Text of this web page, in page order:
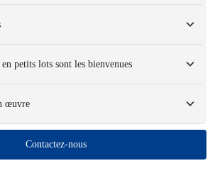
complètes incluent les couleurs, les tailles, les
disponibles et personnalisés peuvent entraîner
petits lots sont les bienvenues
à obtenir les produits dont vous avez besoin rapidement et
œuvre
101 - 1000 1001 - 10000
Contactez-nous